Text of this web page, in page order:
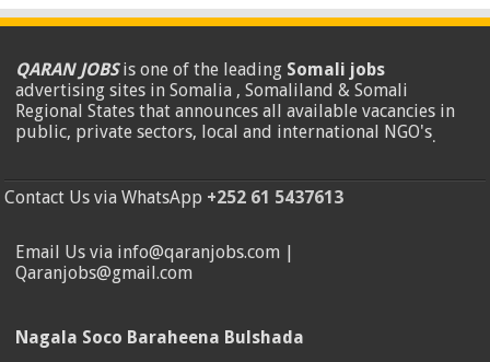
QARAN JOBSis one of the leading Somali jobs
advertising sites in Somalia , Somaliland & Somali
Regional States that announces all available vacancies in
public, private sectors, local and international NGO's.
Contact Us via WhatsApp +252 61 5437613
Email Us via info@qaranjobs.com |
Qaranjobs@gmail.com
Nagala Soco Baraheena Bulshada